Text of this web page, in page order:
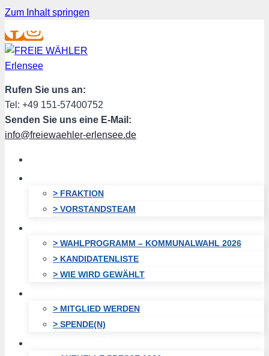
Zum Inhalt springen
Rufen Sie uns an:
Tel: +49 151-57400752
Senden Sie uns eine E-Mail:
info@freiewaehler-erlensee.de
> FRAKTION
> VORSTANDSTEAM
> WAHLPROGRAMM – KOMMUNALWAHL 2026
> KANDIDATENLISTE
> WIE WIRD GEWÄHLT
> MITGLIED WERDEN
> SPENDE(N)